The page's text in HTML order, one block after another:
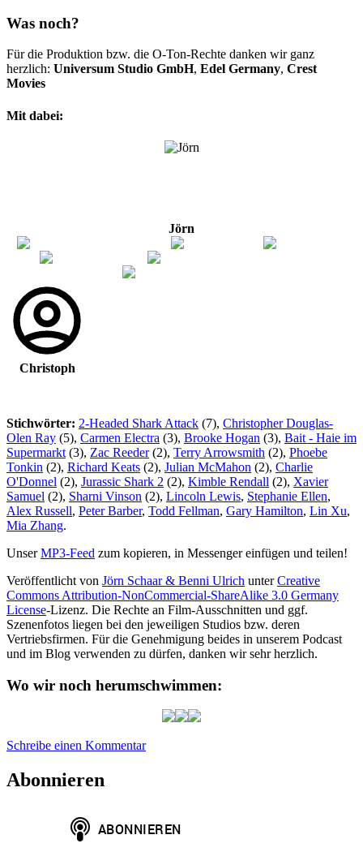
Was noch?
Für die Produktion bzw. die O-Ton-Rechte danken wir ganz
herzlich: Universum Studio GmbH, Edel Germany, Crest
Movies
Mit dabei:
Jörn
Christoph
Stichwörter: 2-Headed Shark Attack (7), Christopher Douglas-
Olen Ray (5), Carmen Electra (3), Brooke Hogan (3), Bait - Haie im
Supermarkt (3), Zac Reeder(2), Terry Arrowsmith (2), Phoebe
Tonkin (2), Richard Keats (2), Julian McMahon (2), Charlie
O'Donnel (2), Jurassic Shark 2 (2), Kimble Rendall (2), Xavier
Samuel (2), Sharni Vinson (2), Lincoln Lewis, Stephanie Ellen,
Alex Russell, Peter Barber, Todd Fellman, Gary Hamilton, Lin Xu,
Mia Zhang.
UnserMP3-Feed zum kopieren, in Messenger einfügen und teilen!
Veröffentlicht von Jörn Schaar & Benni Ulrich unterCreative
Commons Attribution-NonCommercial-ShareAlike 3.0 Germany
License-Lizenz. Die Rechte an Film-Ausschnitten und ggf.
Szenenfotos liegen bei den jeweiligen Studios bzw. deren
Vertriebsfirmen. Für die Genehmigung beides in unserem Podcast
und im Blog verwenden zu dürfen, danken wir sehr herzlich.
Wo wir noch herumschwimmen:
Schreibe einen Kommentarzu
Bait
Abonnieren